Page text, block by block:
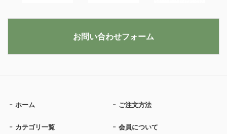
ホーム ご注文方法
カテゴリ一覧 会員について
お問い合わせフォーム